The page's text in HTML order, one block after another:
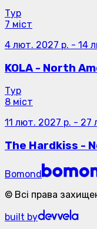
Тур
7 міст
4 лют. 2027 р. - 14
KOLA - North
Тур
8 міст
11 лют. 2027 р. - 27
The Hardkiss -
Bomond
© Всі права
built by